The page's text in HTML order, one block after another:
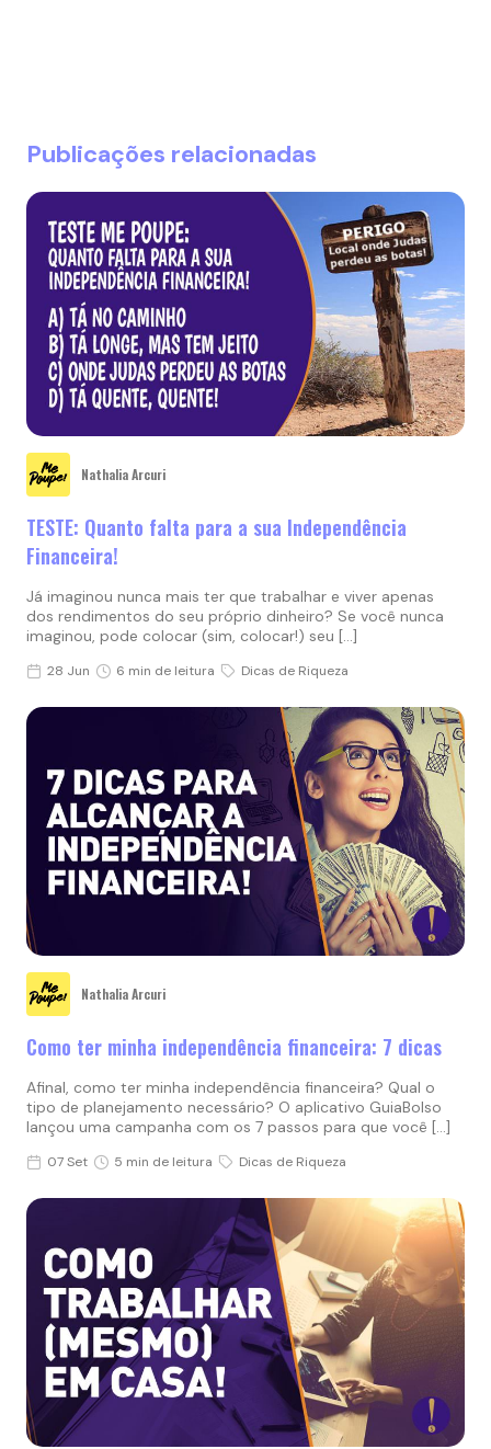
Publicações relacionadas
Nathalia Arcuri
TESTE: Quanto falta para a sua Independência
Financeira!
Já imaginou nunca mais ter que trabalhar e viver apenas
dos rendimentos do seu próprio dinheiro? Se você nunca
imaginou, pode colocar (sim, colocar!) seu […]
28 Jun 6 min de leitura Dicas de Riqueza
Nathalia Arcuri
Como ter minha independência financeira: 7 dicas
Afinal, como ter minha independência financeira? Qual o
tipo de planejamento necessário? O aplicativo GuiaBolso
lançou uma campanha com os 7 passos para que você […]
07 Set 5 min de leitura Dicas de Riqueza